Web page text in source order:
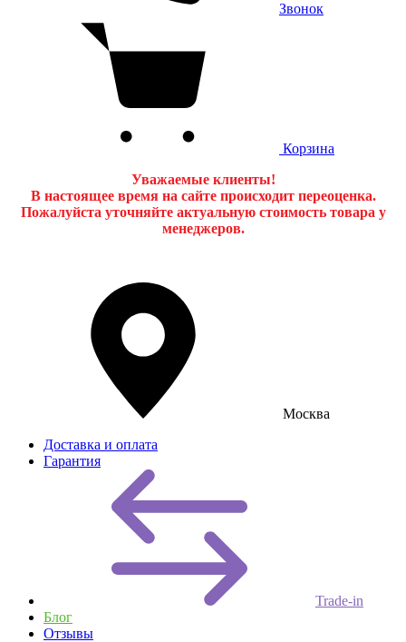
Звонок
Корзина
Уважаемые клиенты!
В настоящее время на сайте происходит переоценка.
Пожалуйста уточняйте актуальную стоимость товара у
менеджеров.
Москва
Доставка и оплата
Гарантия
Trade-in
Блог
Отзывы